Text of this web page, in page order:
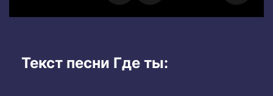
Текст песни Где ты: